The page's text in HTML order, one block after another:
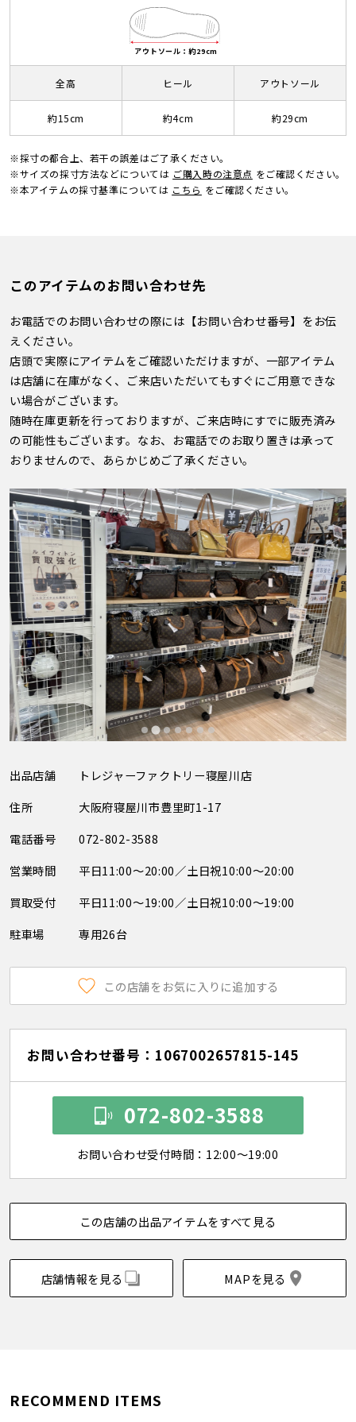
アウトソール：約29cm
全高
約15cm
ヒール
約4cm
アウトソール
約29cm
※採寸の都合上、若干の誤差はご了承ください。
※サイズの採寸方法などについては ご購入時の注意点 をご確認ください。
※本アイテムの採寸基準については こちら をご確認ください。
このアイテムのお問い合わせ先
お電話でのお問い合わせの際には【お問い合わせ番号】をお伝
えください。
店頭で実際にアイテムをご確認いただけますが、一部アイテム
は店舗に在庫がなく、ご来店いただいてもすぐにご用意できな
い場合がございます。
随時在庫更新を行っておりますが、ご来店時にすでに販売済み
の可能性もございます。なお、お電話でのお取り置きは承って
おりませんので、あらかじめご了承ください。
出品店舗
トレジャーファクトリー寝屋川店
住所
大阪府寝屋川市豊里町1-17
電話番号
072-802-3588
営業時間
平日11:00～20:00／土日祝10:00～20:00
買取受付
平日11:00～19:00／土日祝10:00～19:00
駐車場
専用26台
この店舗をお気に入りに追加する
お問い合わせ番号：1067002657815-145
072-802-3588
お問い合わせ受付時間：12:00～19:00
この店舗の出品アイテムをすべて見る
店舗情報を見る MAPを見る
RECOMMEND ITEMS